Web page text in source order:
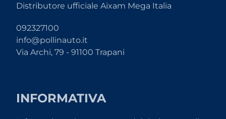
Distributore ufficiale Aixam Mega Italia
092327100
info@pollinauto.it
Via Archi, 79 - 91100 Trapani
INFORMATIVA